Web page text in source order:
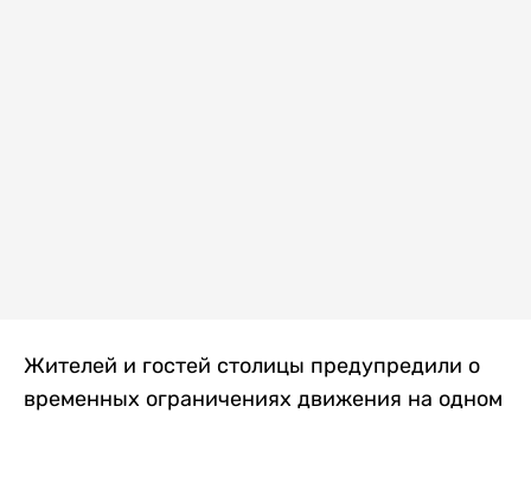
Жителей и гостей столицы предупредили о
временных ограничениях движения на одном